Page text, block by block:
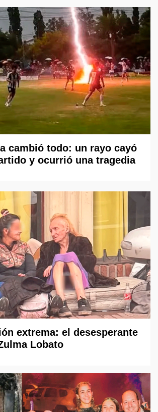
cambió todo: un rayo cayó
y ocurrió una tragedia
extrema: el desesperante
Lobato